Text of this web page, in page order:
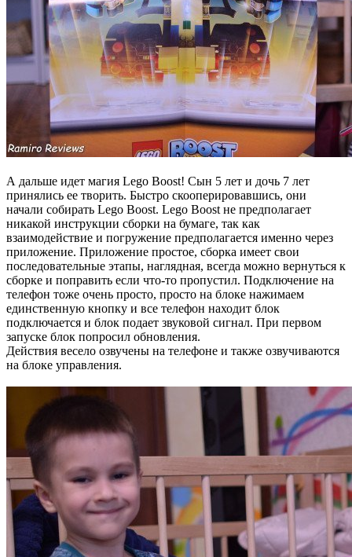
А дальше идет магия Lego Boost! Сын 5 лет и дочь 7 лет
принялись ее творить. Быстро скооперировавшись, они
начали собирать Lego Boost. Lego Boost не предполагает
никакой инструкции сборки на бумаге, так как
взаимодействие и погружение предполагается именно через
приложение. Приложение простое, сборка имеет свои
последовательные этапы, наглядная, всегда можно вернуться к
сборке и поправить если что-то пропустил. Подключение на
телефон тоже очень просто, просто на блоке нажимаем
единственную кнопку и все телефон находит блок
подключается и блок подает звуковой сигнал. При первом
запуске блок попросил обновления.
Действия весело озвучены на телефоне и также озвучиваются
на блоке управления.